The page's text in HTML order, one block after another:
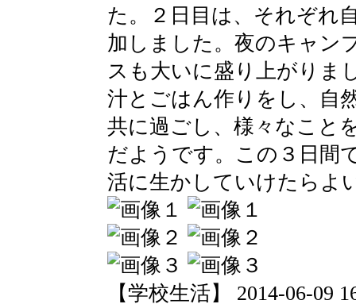
た。２日目は、それぞれ
加しました。夜のキャン
スも大いに盛り上がりま
汁とごはん作りをし、自
共に過ごし、様々なこと
だようです。この３日間
活に生かしていけたらよ
【学校生活】 2014-06-09